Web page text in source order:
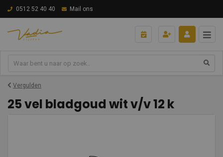
0512 52 40 40 Mail ons
Vergulden
25 vel bladgoud wit v/v 12 k